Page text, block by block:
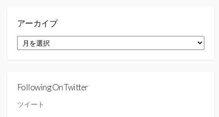
アーカイブ
ー
Following On Twitter
ツイート